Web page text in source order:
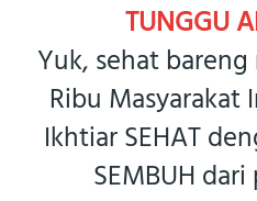
TUNGGU
Yuk, sehat
Ribu Masyarakat
Ikhtiar SEHAT
SEMBUH